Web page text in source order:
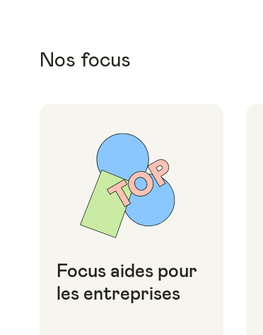
Nos focus
Focus aides pour
les entreprises